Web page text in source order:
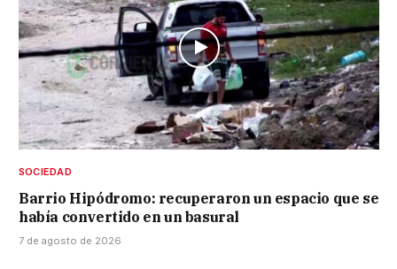
SOCIEDAD
Barrio Hipódromo: recuperaron un espacio que se
había convertido en un basural
7 de agosto de 2026